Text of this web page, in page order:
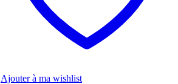
Ajouter à ma wishlist